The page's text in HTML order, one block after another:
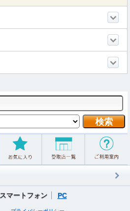
スマートフォン PC